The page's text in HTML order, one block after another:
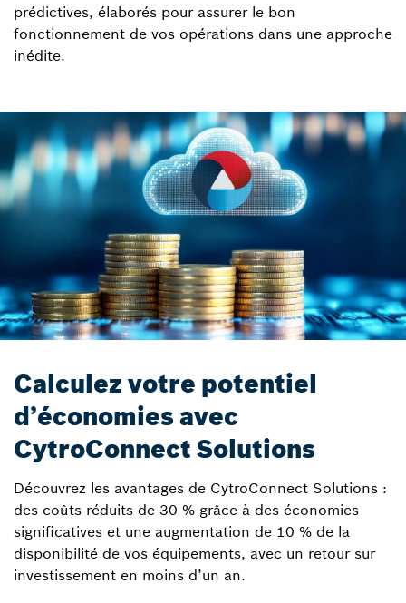
prédictives, élaborés pour assurer le bon
fonctionnement de vos opérations dans une approche
inédite.
Calculez votre potentiel
d’économies avec
CytroConnect Solutions
Découvrez les avantages de CytroConnect Solutions :
des coûts réduits de 30 % grâce à des économies
significatives et une augmentation de 10 % de la
disponibilité de vos équipements, avec un retour sur
investissement en moins d’un an.